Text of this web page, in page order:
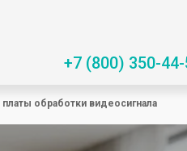
+7 (800) 350-
обработки видеосигнала